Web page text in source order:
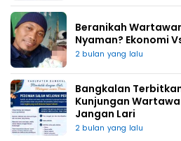
Beranikah
Nyaman? Ekonomi
2 bulan yang lalu
Bangkalan
Kunjungan
Jangan Lari
2 bulan yang lalu